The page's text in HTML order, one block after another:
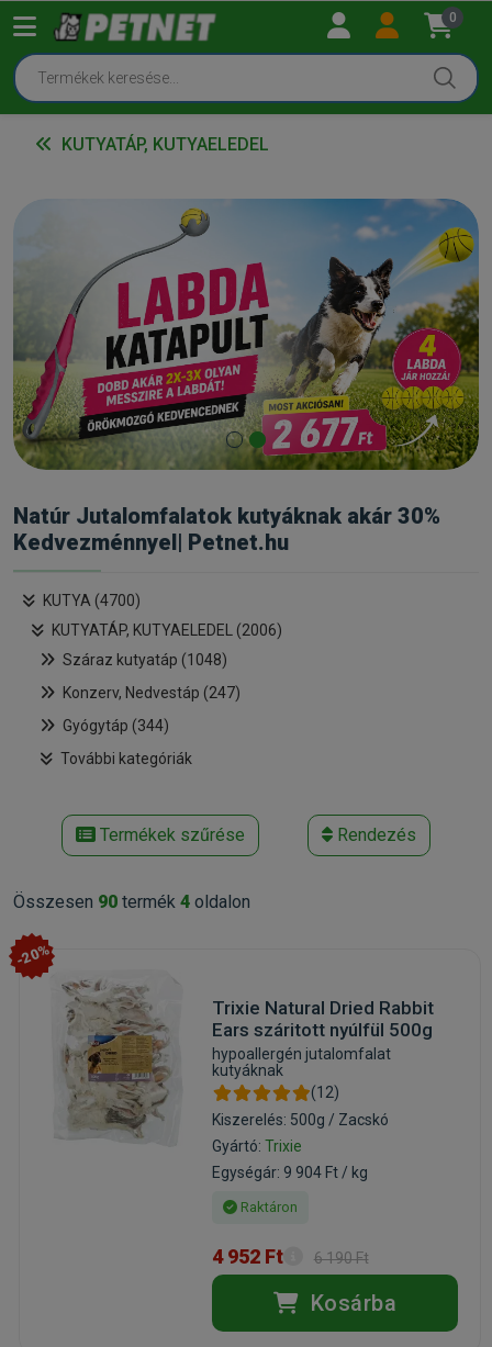
0
KUTYATÁP, KUTYAELEDEL
Natúr Jutalomfalatok kutyáknak akár 30%
Kedvezménnyel| Petnet.hu
KUTYA (4700)
KUTYATÁP, KUTYAELEDEL (2006)
Száraz kutyatáp (1048)
Konzerv, Nedvestáp (247)
Gyógytáp (344)
További kategóriák
Termékek szűrése Rendezés
Összesen 90 termék 4 oldalon
-20%
Trixie Natural Dried Rabbit
Ears száritott nyúlfül 500g
hypoallergén jutalomfalat
kutyáknak
(12)
Kiszerelés: 500g / Zacskó
Gyártó: Trixie
Egységár: 9 904 Ft / kg
Raktáron
4 952 Ft 6 190 Ft
Kosárba